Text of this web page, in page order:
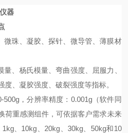
器
微珠、凝胶、探针、微导管、薄膜材
量、杨氏模量、弯曲强度、屈服力、
度、凝胶强度、破裂强度等指标。
500g，分辨率精度：0.001g（软件同
荷重感测组件，可依据客户需求未来
、10kg、20kg、30kg、50kg和10